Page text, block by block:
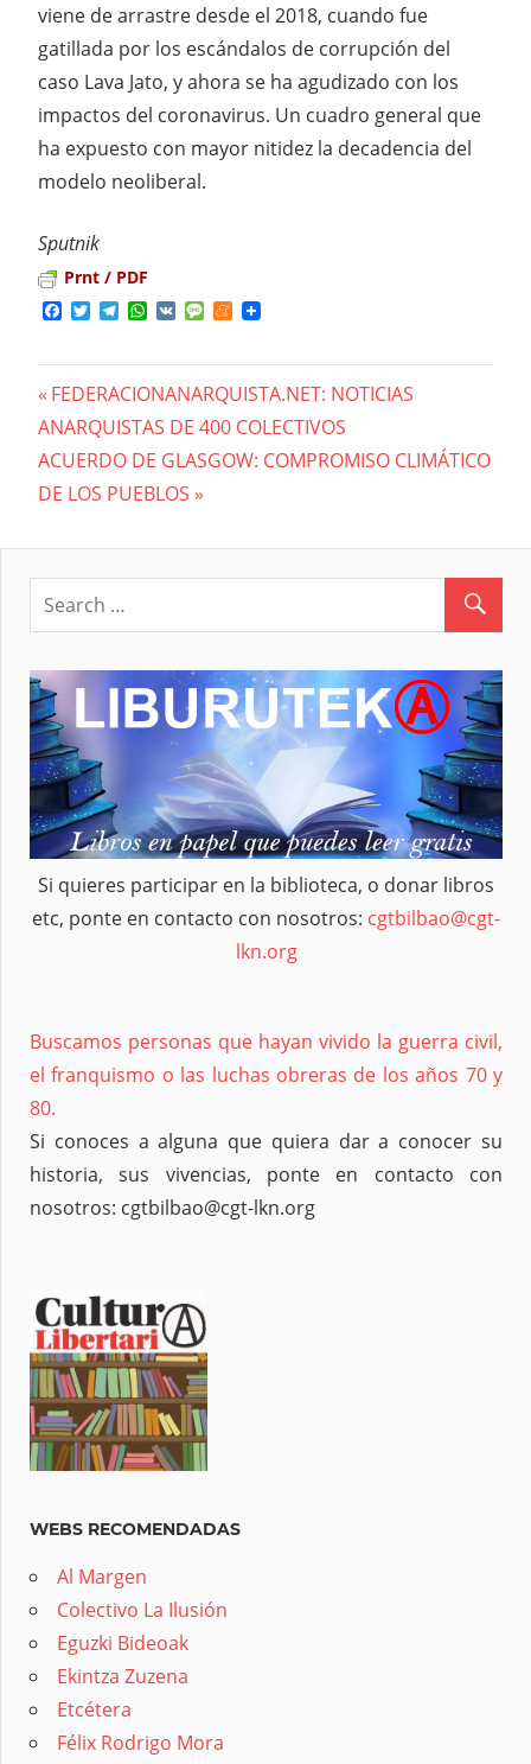
viene de arrastre desde el 2018, cuando fue
gatillada por los escándalos de corrupción del
caso Lava Jato, y ahora se ha agudizado con los
impactos del coronavirus. Un cuadro general que
ha expuesto con mayor nitidez la decadencia del
modelo neoliberal.
Sputnik
Prnt / PDF
Facebook
TwitterTelegram
WhatsApp
VK MessageMeneame
Navegación
de
Previous
Post:
FEDERACIONANARQUISTA.NET: NOTICIAS
ANARQUISTAS DE 400 COLECTIVOS
Next
Post:
ACUERDO DE GLASGOW: COMPROMISO CLIMÁTICO
DE LOS PUEBLOS
Si quieres participar en la biblioteca, o donar libros
etc, ponte en contacto con nosotros: cgtbilbao@cgt-
lkn.org
Buscamos personas que hayan vivido la guerra civil,
el franquismo o las luchas obreras de los años 70 y
80.
Si conoces a alguna que quiera dar a conocer su
historia, sus vivencias, ponte en contacto con
nosotros: cgtbilbao@cgt-lkn.org
WEBS RECOMENDADAS
Al Margen
Colectivo La Ilusión
Eguzki Bideoak
Ekintza Zuzena
Etcétera
Félix Rodrigo Mora